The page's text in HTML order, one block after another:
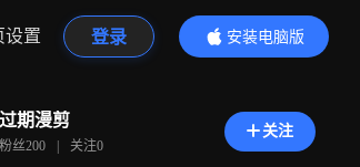
设置 登录
安装电脑版
内容更精彩
过期漫剪
粉丝200 | 关注0
关注